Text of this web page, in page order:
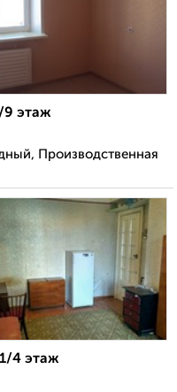
9 этаж
Производственная
4 этаж